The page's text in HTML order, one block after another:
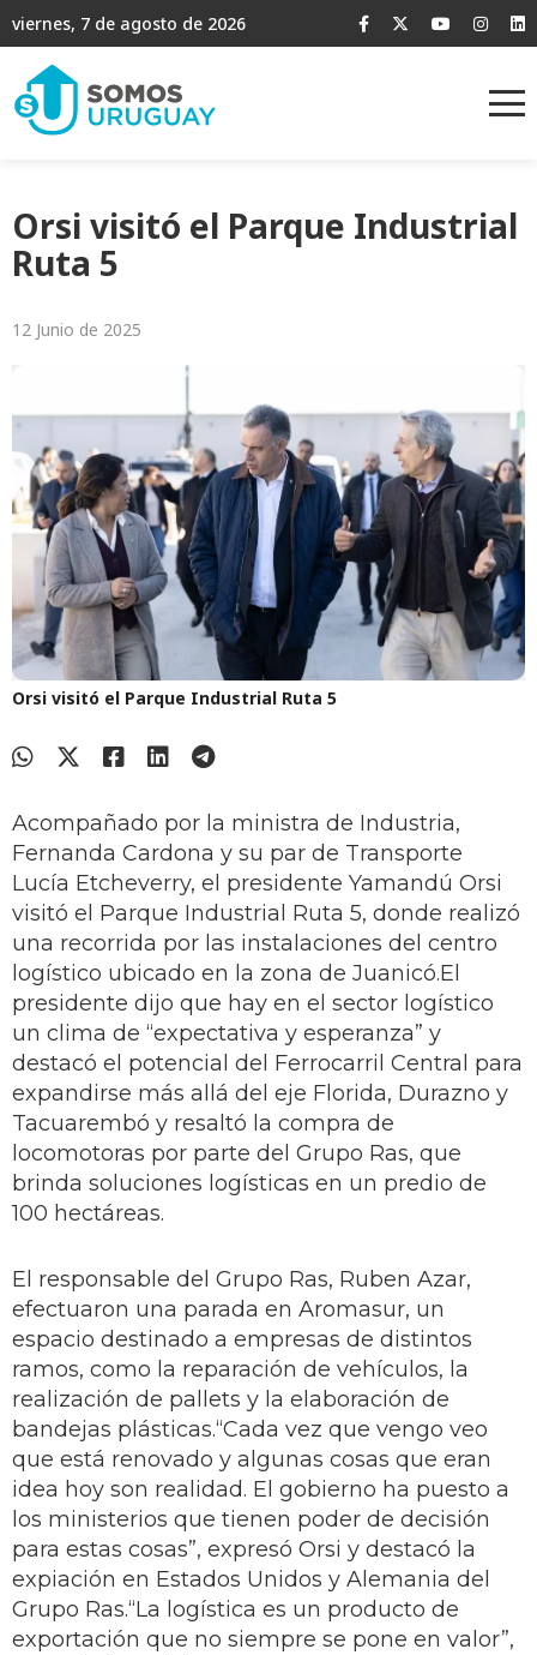
viernes, 7 de agosto de 2026
Orsi visitó el Parque Industrial
Ruta 5
12 Junio de 2025
Orsi visitó el Parque Industrial Ruta 5
Acompañado por la ministra de Industria,
Fernanda Cardona y su par de Transporte
Lucía Etcheverry, el presidente Yamandú Orsi
visitó el Parque Industrial Ruta 5, donde realizó
una recorrida por las instalaciones del centro
logístico ubicado en la zona de Juanicó.El
presidente dijo que hay en el sector logístico
un clima de “expectativa y esperanza” y
destacó el potencial del Ferrocarril Central para
expandirse más allá del eje Florida, Durazno y
Tacuarembó y resaltó la compra de
locomotoras por parte del Grupo Ras, que
brinda soluciones logísticas en un predio de
100 hectáreas.
El responsable del Grupo Ras, Ruben Azar,
efectuaron una parada en Aromasur, un
espacio destinado a empresas de distintos
ramos, como la reparación de vehículos, la
realización de pallets y la elaboración de
bandejas plásticas.“Cada vez que vengo veo
que está renovado y algunas cosas que eran
idea hoy son realidad. El gobierno ha puesto a
los ministerios que tienen poder de decisión
para estas cosas”, expresó Orsi y destacó la
expiación en Estados Unidos y Alemania del
Grupo Ras.“La logística es un producto de
exportación que no siempre se pone en valor”,